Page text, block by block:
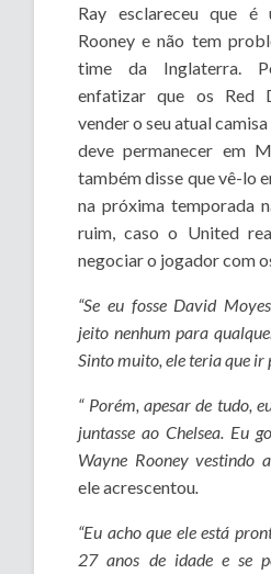
Ray esclareceu que
Rooney e não tem
time da Inglaterra.
enfatizar que os Red
vender o seu atual
deve permanecer em
também disse que vê-lo
na próxima temporada
ruim, caso o United
negociar o jogador com
“Se eu fosse David
jeito nenhum para
Sinto muito, ele teria que ir
“ Porém, apesar de tudo,
juntasse ao Chelsea. Eu
Wayne Rooney vestindo
ele acrescentou.
“Eu acho que ele está
27 anos de idade e se